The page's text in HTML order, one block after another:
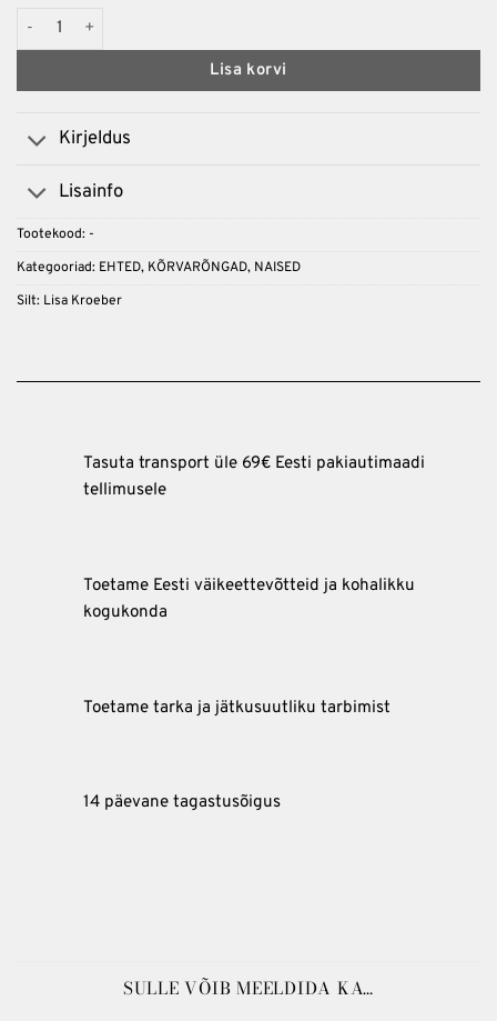
Lisa Kroeber Frames kõrvarõngad kogus
Lisa korvi
Kirjeldus
Lisainfo
Tootekood: -
Kategooriad: EHTED, KÕRVARÕNGAD, NAISED
Silt: Lisa Kroeber
Tasuta transport üle 69€ Eesti pakiautimaadi
tellimusele
Toetame Eesti väikeettevõtteid ja kohalikku
kogukonda
Toetame tarka ja jätkusuutliku tarbimist
14 päevane tagastusõigus
SULLE VÕIB MEELDIDA KA…